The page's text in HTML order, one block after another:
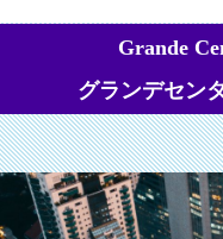
Grande
グランデセン